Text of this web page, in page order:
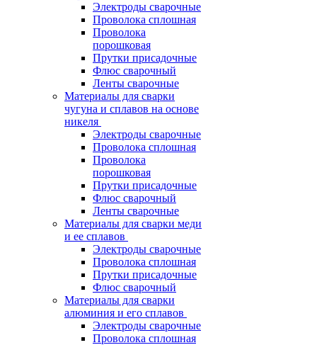
Электроды сварочные
Проволока сплошная
Проволока
порошковая
Прутки присадочные
Флюс сварочный
Ленты сварочные
Материалы для сварки
чугуна и сплавов на основе
никеля
Электроды сварочные
Проволока сплошная
Проволока
порошковая
Прутки присадочные
Флюс сварочный
Ленты сварочные
Материалы для сварки меди
и ее сплавов
Электроды сварочные
Проволока сплошная
Прутки присадочные
Флюс сварочный
Материалы для сварки
алюминия и его сплавов
Электроды сварочные
Проволока сплошная